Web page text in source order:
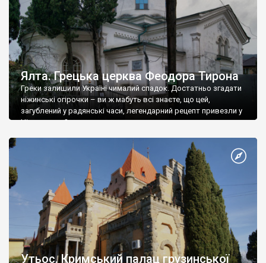
Ялта. Грецька церква Феодора Тирона
Греки залишили Україні чималий спадок. Достатньо згадати
ніжинські огірочки – ви ж мабуть всі знаєте, що цей,
загублений у радянські часи, легендарний рецепт привезли у
Ніжин греки?
Утьос. Кримський палац грузинської